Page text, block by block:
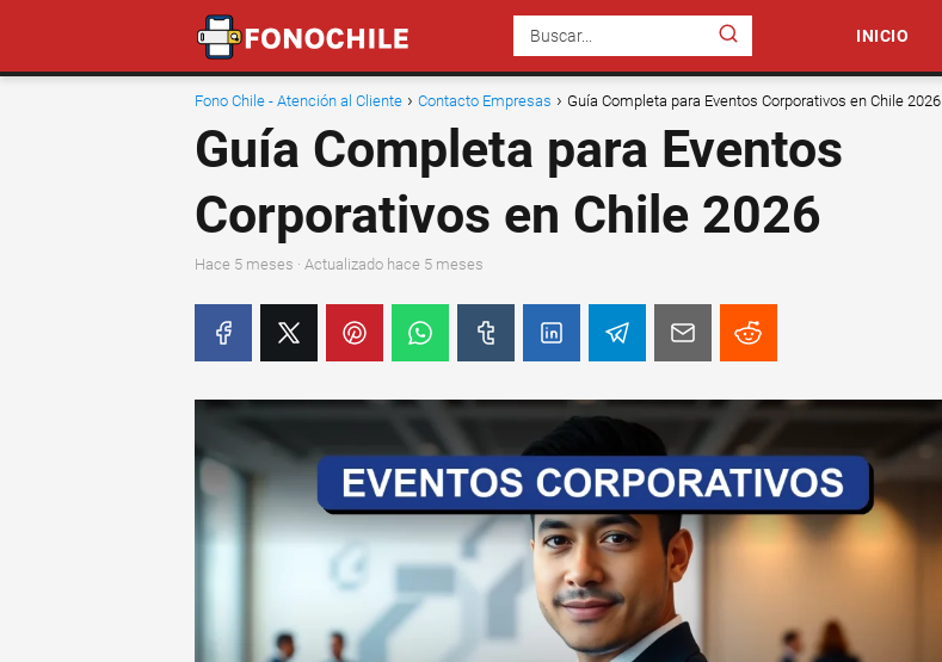
INICIO
Fono Chile - Atención al Cliente Contacto Empresas Guía Completa para Eventos Corporativos en Chile 2026
Guía Completa para Eventos
Corporativos en Chile 2026
hace 5 meses · Actualizado hace 5 meses